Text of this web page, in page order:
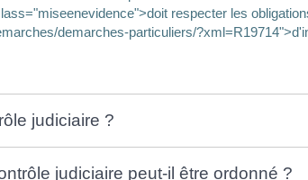
respecter les
demarches-particuliers/
judiciaire ?
judiciaire peut-il être ordonné ?